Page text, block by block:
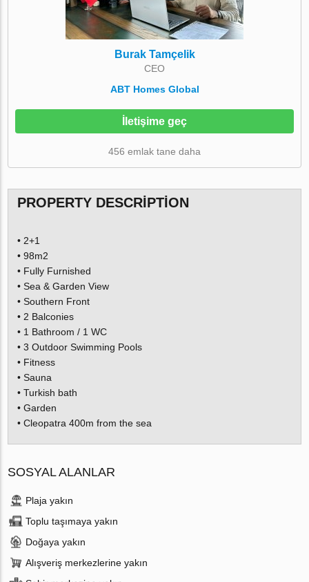
Burak Tamçelik
CEO
ABT Homes Global
İletişime geç
456 emlak tane daha
PROPERTY DESCRIPTION
• 2+1
• 98m2
• Fully Furnished
• Sea & Garden View
• Southern Front
• 2 Balconies
• 1 Bathroom / 1 WC
• 3 Outdoor Swimming Pools
• Fitness
• Sauna
• Turkish bath
• Garden
• Cleopatra 400m from the sea
SOSYAL ALANLAR
Plaja yakın
Toplu taşımaya yakın
Doğaya yakın
Alışveriş merkezlerine yakın